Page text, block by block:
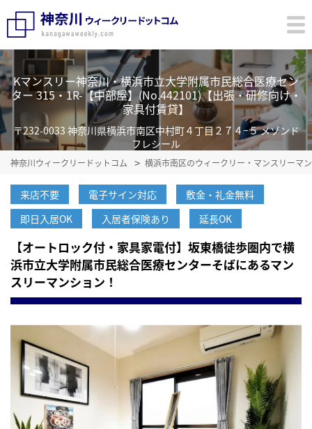
Kマンスリー神奈川・横浜市立大学附属市民総合医療セン
ター 315・1R-【中部屋】(No.442101)【出張・研修向け・
家具付賃貸】
〒232-0033 神奈川県横浜市南区中村町４丁目２７４−５ メゾンド
フレシール
神奈川ウィークリードットコム 横浜市南区のウィークリー・マンスリーマ
来店不要 電子サイン対応
敷金・礼金無料
即日入居OK
入居者保険あり 延長OK
【オートロック付・家具家電付】坂東橋徒歩圏内で横
浜市立大学附属市民総合医療センターそばにあるマン
スリーマンション！